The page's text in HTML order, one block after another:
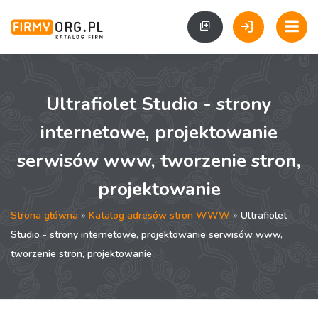
Ultrafiolet Studio - strony
internetowe, projektowanie
serwisów www, tworzenie stron,
projektowanie
Strona główna » Katalog adresów stron WWW » Ultrafiolet
Studio - strony internetowe, projektowanie serwisów www,
tworzenie stron, projektowanie